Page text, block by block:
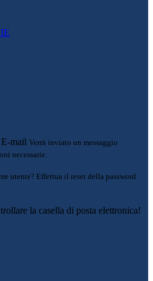
E-mail Verrà inviato un messaggio
necessarie.
utente? Effettua il reset della password
la casella di posta elettronica!